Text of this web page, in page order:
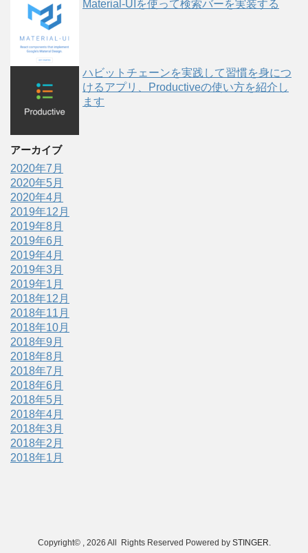
Material-UIを使って検索バーを実装する
ハビットチェーンを実践して習慣を身につ
けるアプリ、Productiveの使い方を紹介し
ます
アーカイブ
2020年7月
2020年5月
2020年4月
2019年12月
2019年8月
2019年6月
2019年4月
2019年3月
2019年1月
2018年12月
2018年11月
2018年10月
2018年9月
2018年8月
2018年7月
2018年6月
2018年5月
2018年4月
2018年3月
2018年2月
2018年1月
Copyright© , 2026 All Rights Reserved Powered by STINGER